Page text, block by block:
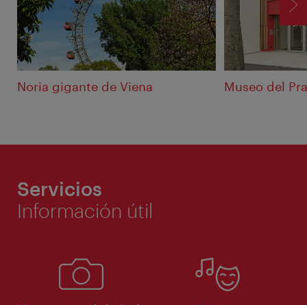
Noria gigante de Viena Museo del
Servicios
Información útil